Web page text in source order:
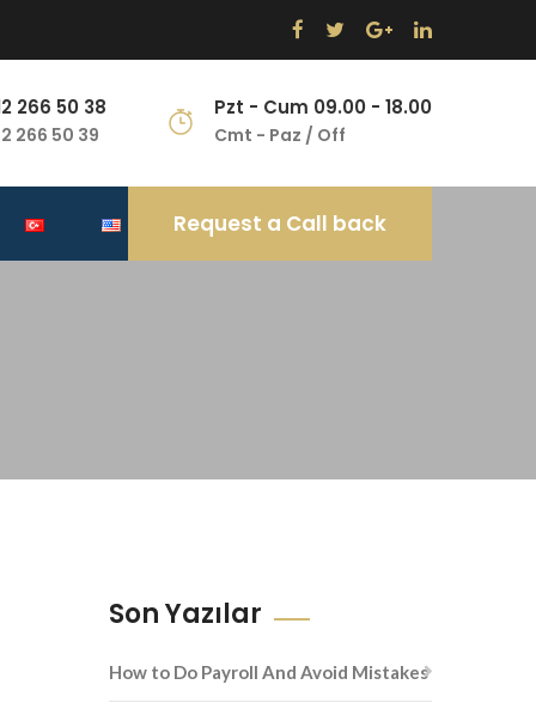
266 50 38
266 50 39
Pzt - Cum 09.00 - 18.00
Cmt - Paz / Off
Request a Call back
Son Yazılar
How to Do Payroll And Avoid Mistakes